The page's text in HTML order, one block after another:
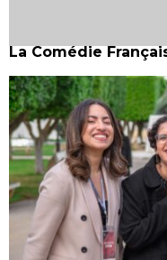
La Comédie